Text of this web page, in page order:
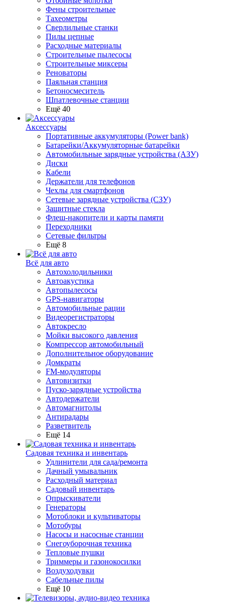
Фены строительные
Тахеометры
Сверлильные станки
Пилы цепные
Расходные материалы
Строительные пылесосы
Строительные миксеры
Реноваторы
Паяльная станция
Бетоносмеситель
Шпатлевочные станции
Ещё 40
Аксессуары
Портативные аккумуляторы (Power bank)
Батарейки/Аккумуляторные батарейки
Автомобильные зарядные устройства (АЗУ)
Диски
Кабели
Держатели для телефонов
Чехлы для смартфонов
Сетевые зарядные устройства (СЗУ)
Защитные стекла
Флеш-накопители и карты памяти
Переходники
Сетевые фильтры
Ещё 8
Всё для авто
Автохолодильники
Автоакустика
Автопылесосы
GPS-навигаторы
Автомобильные рации
Видеорегистраторы
Автокресло
Мойки высокого давления
Компрессор автомобильный
Дополнительное оборудование
Домкраты
FM-модуляторы
Автовизитки
Пуско-зарядные устройства
Автодержатели
Автомагнитолы
Антирадары
Разветвитель
Ещё 14
Садовая техника и инвентарь
Удлинители для сада/ремонта
Дачный умывальник
Расходный материал
Садовый инвентарь
Опрыскиватели
Генераторы
Мотоблоки и культиваторы
Мотобуры
Насосы и насосные станции
Снегоуборочная техника
Тепловые пушки
Триммеры и газонокосилки
Воздуходувки
Сабельные пилы
Ещё 10